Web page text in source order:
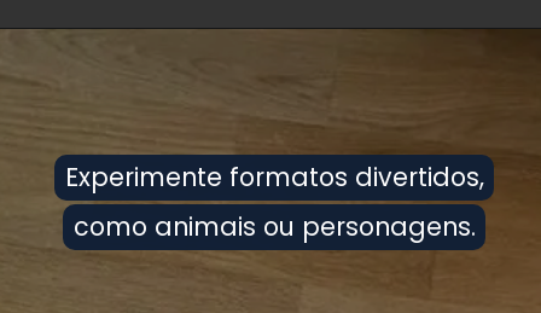
Experimente formatos divertidos,
como animais ou personagens.
Experimente formatos divertidos,
como animais ou personagens.